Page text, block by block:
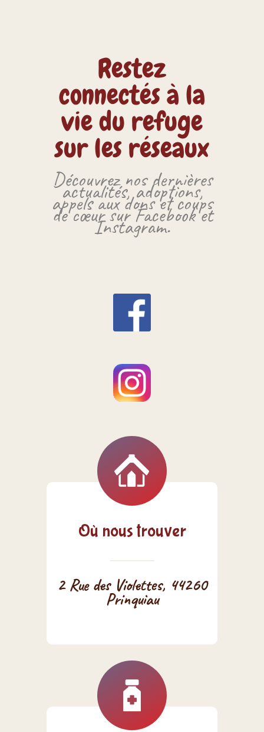
Restez
connectés à la
vie du refuge
sur les réseaux
Découvrez nos dernières
actualités, adoptions,
appels aux dons et coups
de cœur sur Facebook et
Instagram.
Où nous trouver
2 Rue des Violettes, 44260
Prinquiau